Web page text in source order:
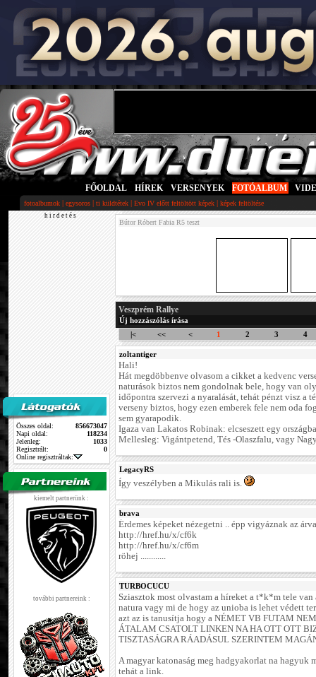
FŐOLDAL HÍREK VERSENYEK FOTÓALBUM
fotoalbumok | egysoros | ti küldtétek | Evo IV előtt feltöltött képek | képek feltöltése
h i r d e t é s
Összes oldal:
856673047
Napi oldal:
118234
Jelenleg:
1033
Regisztrált:
0
Online regisztráltak:
kiemelt partnerünk :
további partnereink :
Bútor Róbert Fabia R5 teszt
Veszprém Rallye
Új hozzászólás írása
|<
<< < 1 2 3 4
zoltantiger
Hali!
Hát megdöbbenve olvasom a cikket a kedvenc
naturások biztos nem gondolnak bele, hogy van
időpontra szervezi a nyaralását, tehát pénzt visz a
verseny biztos, hogy ezen emberek fele nem oda
sem gyarapodik.
Igaza van Lakatos Robinak: elcseszett egy
Mellesleg: Vigántpetend, Tés -Olaszfalu, vagy
LegacyRS
Így veszélyben a Mikulás rali is.
brava
Érdemes képeket nézegetni .. épp vigyáznak az
http://href.hu/x/cf6k
http://href.hu/x/cf6m
röhej ............
TURBOCUCU
Sziasztok most olvastam a híreket a t*k*m tele
natura vagy mi de hogy az unioba is lehet védett
azt az is tanusítja hogy a NÉMET VB FUTAM
ÁTALAM CSATOLT LINKEN NA HA OTT OTT
TISZTASÁGRA RÁADÁSUL SZERINTEM
A magyar katonaság meg hadgyakorlat na hagyuk
tehát a link.